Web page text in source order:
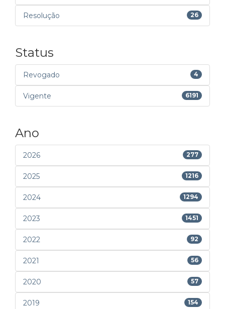
Resolução 26
Status
Revogado 4
Vigente 6191
Ano
2026 277
2025 1216
2024 1294
2023 1451
2022 92
2021 56
2020 57
2019 154